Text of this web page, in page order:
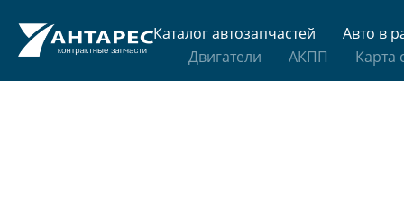
Каталог автозапчастей
Авто в
Двигатели
АКПП Карта